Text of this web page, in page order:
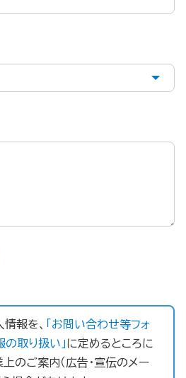
報を、
「お問い合わせ等フォ
取り扱い」に定めるところに
のご案内（広告・宣伝のメー